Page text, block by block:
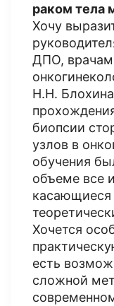
раком тела
Хочу
ДПО, врачам
Н.Н.
биопсии
узлов в
обучения
объеме все
касающиеся
Хочется
есть
сложной